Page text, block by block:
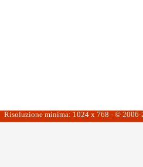
Risoluzione minima: 1024 x 768 - ©